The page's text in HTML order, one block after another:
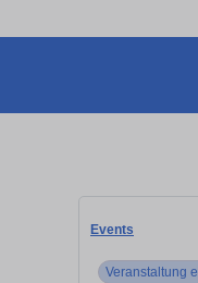
Events
Veranstaltung